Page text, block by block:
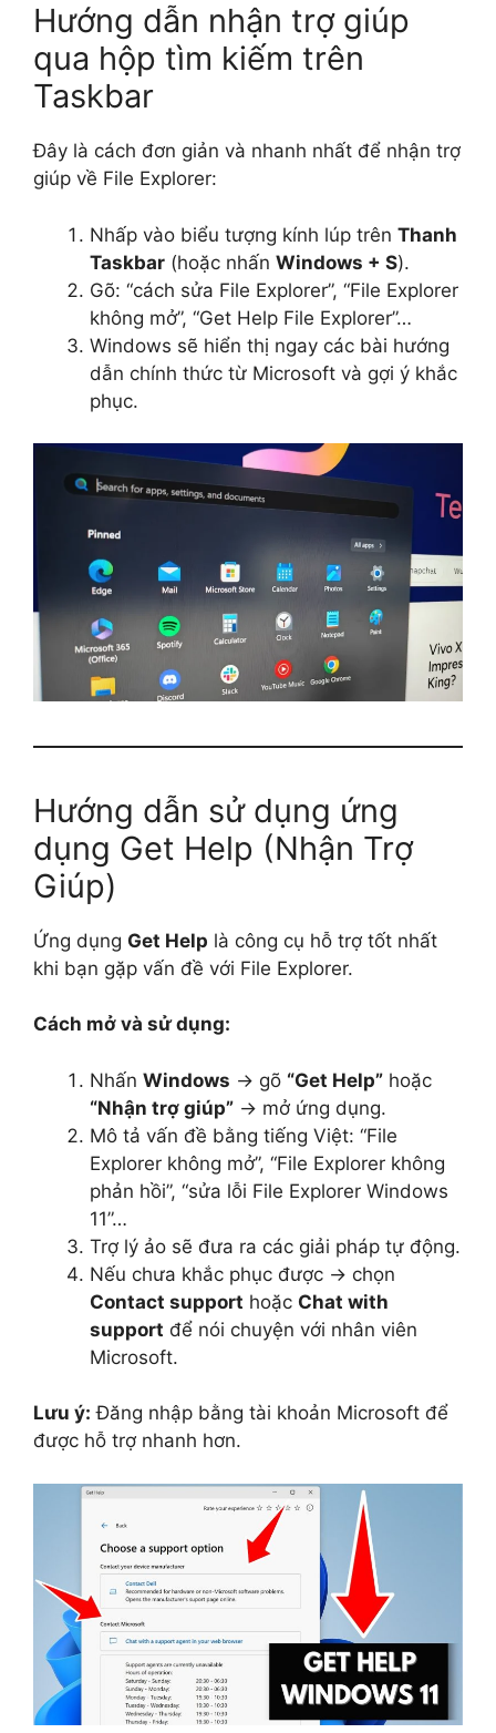
Hướng dẫn nhận trợ giúp
qua hộp tìm kiếm trên
Taskbar
Đây là cách đơn giản và nhanh nhất để nhận trợ
giúp về File Explorer:
Nhấp vào biểu tượng kính lúp trên Thanh
Taskbar (hoặc nhấn Windows + S).
Gõ: “cách sửa File Explorer”, “File Explorer
không mở”, “Get Help File Explorer”…
Windows sẽ hiển thị ngay các bài hướng
dẫn chính thức từ Microsoft và gợi ý khắc
phục.
Hướng dẫn sử dụng ứng
dụng Get Help (Nhận Trợ
Giúp)
Ứng dụng Get Help là công cụ hỗ trợ tốt nhất
khi bạn gặp vấn đề với File Explorer.
Cách mở và sử dụng:
Nhấn Windows → gõ “Get Help” hoặc
“Nhận trợ giúp” → mở ứng dụng.
Mô tả vấn đề bằng tiếng Việt: “File
Explorer không mở”, “File Explorer không
phản hồi”, “sửa lỗi File Explorer Windows
11”…
Trợ lý ảo sẽ đưa ra các giải pháp tự động.
Nếu chưa khắc phục được → chọn
Contact support hoặc Chat with
support để nói chuyện với nhân viên
Microsoft.
Lưu ý: Đăng nhập bằng tài khoản Microsoft để
được hỗ trợ nhanh hơn.